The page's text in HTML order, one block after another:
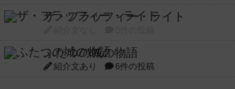
ザ・フラッフィー・ライト
ふたつの城の物語
紹介文あり 6件の投稿